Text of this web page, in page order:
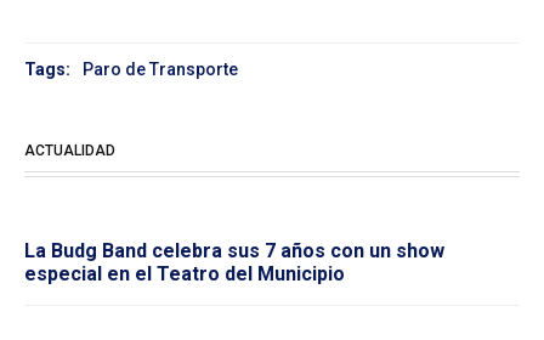
Tags: Paro de Transporte
ACTUALIDAD
La Budg Band celebra sus 7 años con un show
especial en el Teatro del Municipio